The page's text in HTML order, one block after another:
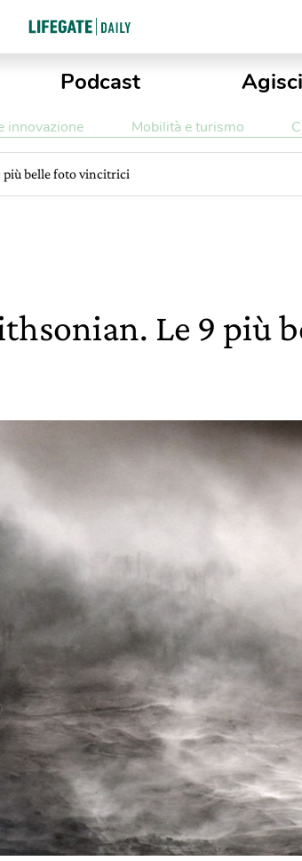
Podcast
innovazione Mobilità e turismo
più belle foto vincitrici
Le 9 più